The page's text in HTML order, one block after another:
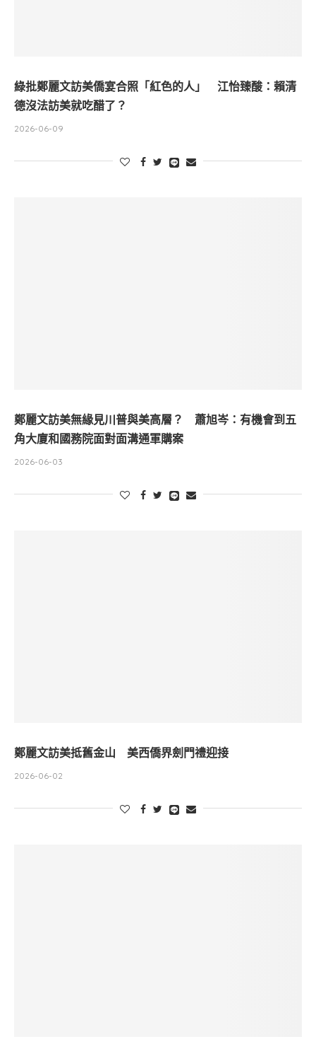
綠批鄭麗文訪美僑宴合照「紅色的人」 江怡臻酸：賴清
德沒法訪美就吃醋了？
2026-06-09
鄭麗文訪美無緣見川普與美高層？ 蕭旭岑：有機會到五
角大廈和國務院面對面溝通軍購案
2026-06-03
鄭麗文訪美抵舊金山 美西僑界劍門禮迎接
2026-06-02